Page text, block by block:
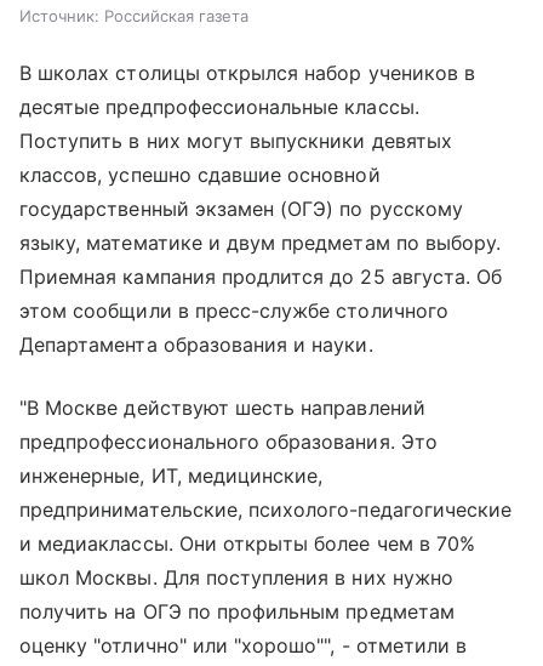
Источник: Российская газета
В школах столицы открылся набор учеников в
десятые предпрофессиональные классы.
Поступить в них могут выпускники девятых
классов, успешно сдавшие основной
государственный экзамен (ОГЭ) по русскому
языку, математике и двум предметам по выбору.
Приемная кампания продлится до 25 августа. Об
этом сообщили в пресс-службе столичного
Департамента образования и науки.
"В Москве действуют шесть направлений
предпрофессионального образования. Это
инженерные, ИТ, медицинские,
предпринимательские, психолого-педагогические
и медиаклассы. Они открыты более чем в 70%
школ Москвы. Для поступления в них нужно
получить на ОГЭ по профильным предметам
оценку "отлично" или "хорошо"", - отметили в